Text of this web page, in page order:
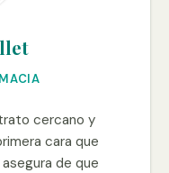
cercano y
cara que
de que